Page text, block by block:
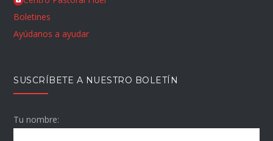
Boletines
Ayúdanos a ayudar
SUSCRÍBETE A NUESTRO BOLETÍN
Tu nombre: